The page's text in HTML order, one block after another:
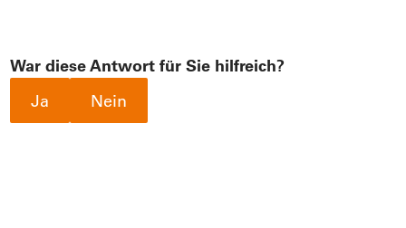
War diese Antwort für Sie hilfreich?
Ja
Nein